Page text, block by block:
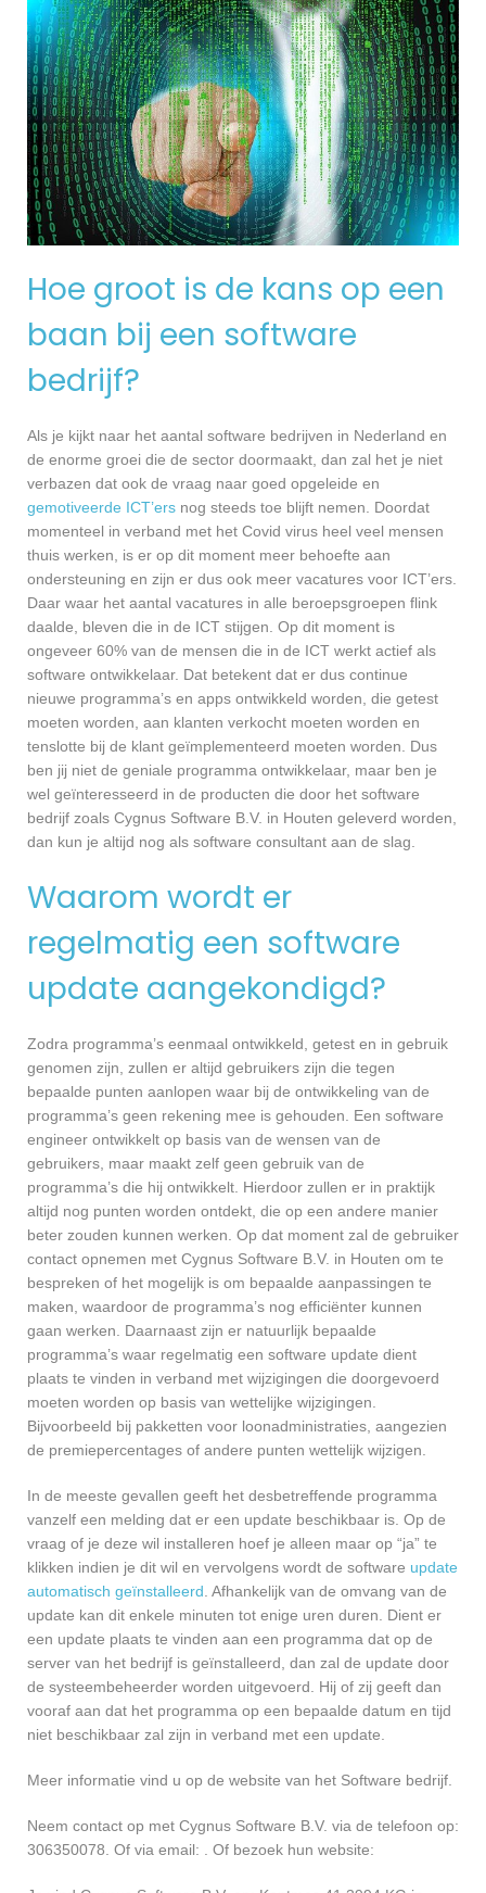
Hoe groot is de kans op een
baan bij een software
bedrijf?
Als je kijkt naar het aantal software bedrijven in Nederland en
de enorme groei die de sector doormaakt, dan zal het je niet
verbazen dat ook de vraag naar goed opgeleide en
gemotiveerde ICT’ers nog steeds toe blijft nemen. Doordat
momenteel in verband met het Covid virus heel veel mensen
thuis werken, is er op dit moment meer behoefte aan
ondersteuning en zijn er dus ook meer vacatures voor ICT’ers.
Daar waar het aantal vacatures in alle beroepsgroepen flink
daalde, bleven die in de ICT stijgen. Op dit moment is
ongeveer 60% van de mensen die in de ICT werkt actief als
software ontwikkelaar. Dat betekent dat er dus continue
nieuwe programma’s en apps ontwikkeld worden, die getest
moeten worden, aan klanten verkocht moeten worden en
tenslotte bij de klant geïmplementeerd moeten worden. Dus
ben jij niet de geniale programma ontwikkelaar, maar ben je
wel geïnteresseerd in de producten die door het software
bedrijf zoals Cygnus Software B.V. in Houten geleverd worden,
dan kun je altijd nog als software consultant aan de slag.
Waarom wordt er
regelmatig een software
update aangekondigd?
Zodra programma’s eenmaal ontwikkeld, getest en in gebruik
genomen zijn, zullen er altijd gebruikers zijn die tegen
bepaalde punten aanlopen waar bij de ontwikkeling van de
programma’s geen rekening mee is gehouden. Een software
engineer ontwikkelt op basis van de wensen van de
gebruikers, maar maakt zelf geen gebruik van de
programma’s die hij ontwikkelt. Hierdoor zullen er in praktijk
altijd nog punten worden ontdekt, die op een andere manier
beter zouden kunnen werken. Op dat moment zal de gebruiker
contact opnemen met Cygnus Software B.V. in Houten om te
bespreken of het mogelijk is om bepaalde aanpassingen te
maken, waardoor de programma’s nog efficiënter kunnen
gaan werken. Daarnaast zijn er natuurlijk bepaalde
programma’s waar regelmatig een software update dient
plaats te vinden in verband met wijzigingen die doorgevoerd
moeten worden op basis van wettelijke wijzigingen.
Bijvoorbeeld bij pakketten voor loonadministraties, aangezien
de premiepercentages of andere punten wettelijk wijzigen.
In de meeste gevallen geeft het desbetreffende programma
vanzelf een melding dat er een update beschikbaar is. Op de
vraag of je deze wil installeren hoef je alleen maar op “ja” te
klikken indien je dit wil en vervolgens wordt de software update
automatisch geïnstalleerd. Afhankelijk van de omvang van de
update kan dit enkele minuten tot enige uren duren. Dient er
een update plaats te vinden aan een programma dat op de
server van het bedrijf is geïnstalleerd, dan zal de update door
de systeembeheerder worden uitgevoerd. Hij of zij geeft dan
vooraf aan dat het programma op een bepaalde datum en tijd
niet beschikbaar zal zijn in verband met een update.
Meer informatie vind u op de website van het Software bedrijf.
Neem contact op met Cygnus Software B.V. via de telefoon op:
306350078. Of via email: . Of bezoek hun website: